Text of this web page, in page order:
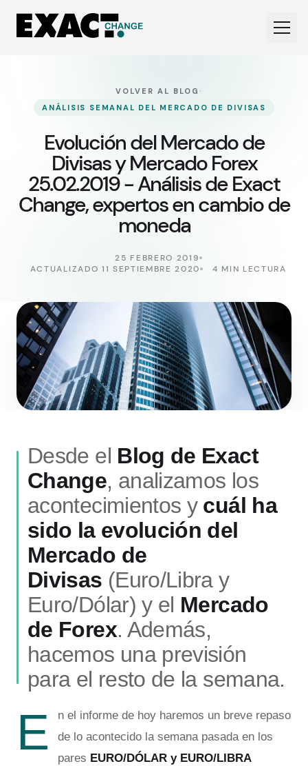
VOLVER AL BLOG ·
ANÁLISIS SEMANAL DEL MERCADO DE DIVISAS
Evolución del Mercado de
Divisas y Mercado Forex
25.02.2019 - Análisis de Exact
Change, expertos en cambio de
moneda
25 FEBRERO 2019
ACTUALIZADO 11 SEPTIEMBRE 2020
4 MIN LECTURA
Desde el Blog de Exact
Change, analizamos los
acontecimientos y cuál ha
sido la evolución del
Mercado de
Divisas (Euro/Libra y
Euro/Dólar) y el Mercado
de Forex. Además,
hacemos una previsión
para el resto de la semana.
E
n el informe de hoy haremos un breve repaso
de lo acontecido la semana pasada en los
pares EURO/DÓLAR y EURO/LIBRA